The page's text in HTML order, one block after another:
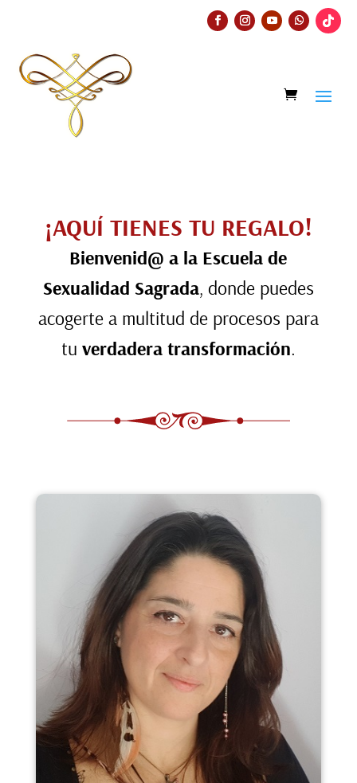
¡AQUÍ TIENES TU REGALO!
Bienvenid@ a la Escuela de
Sexualidad Sagrada, donde puedes
acogerte a multitud de procesos para
tu verdadera transformación.